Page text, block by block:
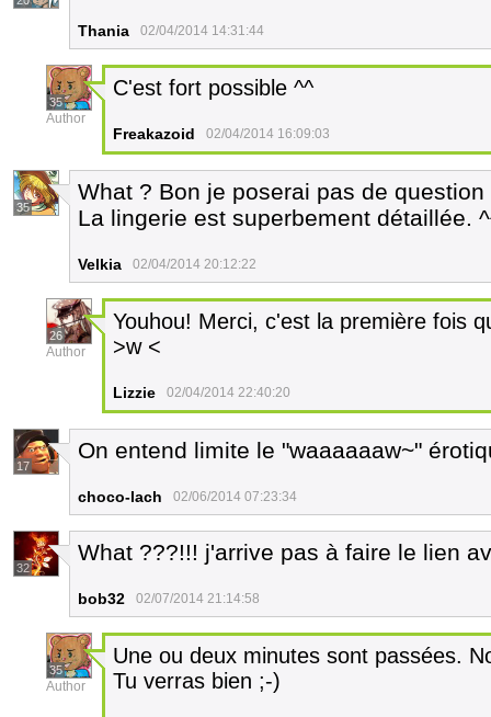
Thania 02/04/2014 14:31:44
35
Author
C'est fort possible ^^
Freakazoid 02/04/2014 16:09:03
35
What ? Bon je poserai pas de
La lingerie est superbement détaillée.
Velkia 02/04/2014 20:12:22
26
Author
Youhou! Merci, c'est la première fois
>w <
Lizzie 02/04/2014 22:40:20
17
On entend limite le "waaaaaaw~"
choco-lach 02/06/2014 07:23:34
32
What ???!!! j'arrive pas à faire le lien
bob32 02/07/2014 21:14:58
35
Author
Une ou deux minutes sont passées.
Tu verras bien ;-)